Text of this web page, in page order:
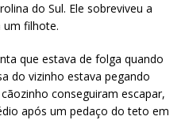
do Sul. Ele sobreviveu a
um filhote.
que estava de folga quando
do vizinho estava pegando
conseguiram escapar,
após um pedaço do teto em